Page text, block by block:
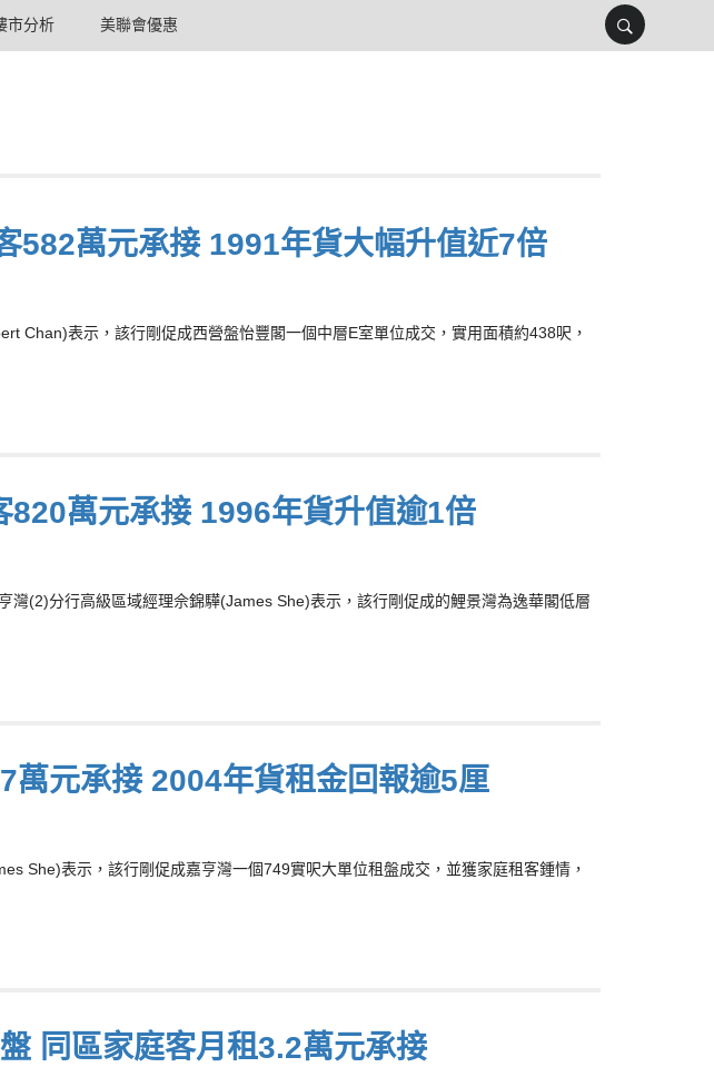
市分析 美聯會優惠
582萬元承接 1991年貨大幅升值近7倍
Chan)表示，該行剛促成西營盤怡豐閣一個中層E室單位成交，實用面積約438呎，
820萬元承接 1996年貨升值逾1倍
灣(2)分行高級區域經理佘錦驊(James She)表示，該行剛促成的鯉景灣為逸華閣低層
萬元承接 2004年貨租金回報逾5厘
She)表示，該行剛促成嘉亨灣一個749實呎大單位租盤成交，並獲家庭租客鍾情，
同區家庭客月租3.2萬元承接